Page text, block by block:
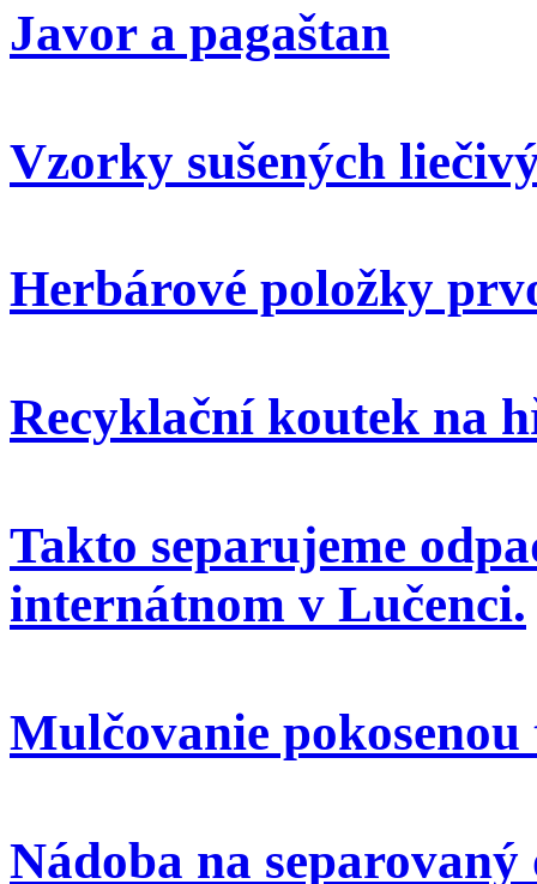
Javor a pagaštan
Vzorky sušených
Herbárové položky
Recyklační koutek na
Takto separujeme
internátnom v Lučenci.
Mulčovanie
Nádoba na